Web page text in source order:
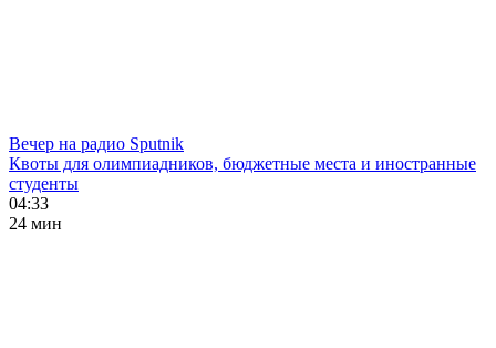
Вечер на радио Sputnik
Квоты для олимпиадников, бюджетные места и иностранные
студенты
04:33
24 мин